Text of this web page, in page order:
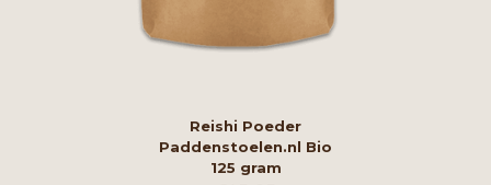
Reishi Poeder
Paddenstoelen.nl Bio
125 gram